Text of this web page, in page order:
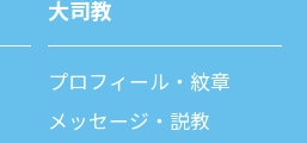
⼤司教
プロフィール・紋章
メッセージ・説教